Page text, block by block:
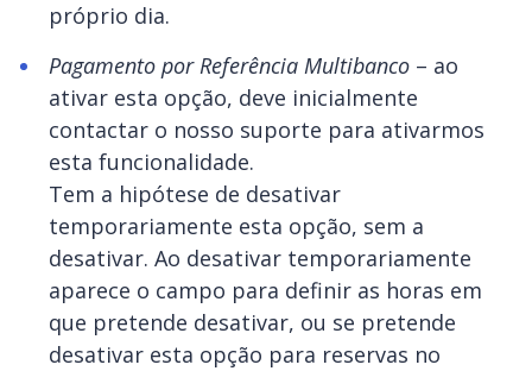
próprio dia.
Pagamento por Referência Multibanco – ao
ativar esta opção, deve inicialmente
contactar o nosso suporte para ativarmos
esta funcionalidade.
Tem a hipótese de desativar
temporariamente esta opção, sem a
desativar. Ao desativar temporariamente
aparece o campo para definir as horas em
que pretende desativar, ou se pretende
desativar esta opção para reservas no